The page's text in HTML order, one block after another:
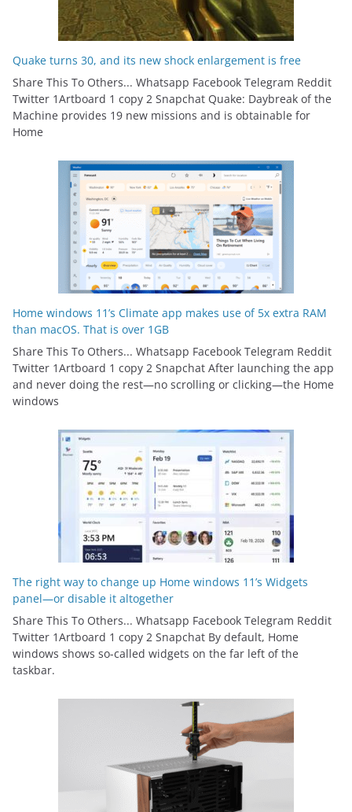
Quake turns 30, and its new shock enlargement is free
Share This To Others... Whatsapp Facebook Telegram Reddit
Twitter 1Artboard 1 copy 2 Snapchat Quake: Daybreak of the
Machine provides 19 new missions and is obtainable for
Home
Home windows 11’s Climate app makes use of 5x extra RAM
than macOS. That is over 1GB
Share This To Others... Whatsapp Facebook Telegram Reddit
Twitter 1Artboard 1 copy 2 Snapchat After launching the app
and never doing the rest—no scrolling or clicking—the Home
windows
The right way to change up Home windows 11’s Widgets
panel—or disable it altogether
Share This To Others... Whatsapp Facebook Telegram Reddit
Twitter 1Artboard 1 copy 2 Snapchat By default, Home
windows shows so-called widgets on the far left of the
taskbar.